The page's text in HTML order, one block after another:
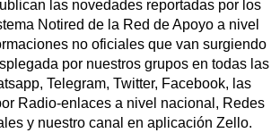
las novedades reportadas por los
Notired de la Red de Apoyo a nivel
no oficiales que van surgiendo
por nuestros grupos en todas las
Telegram, Twitter, Facebook, las
Radio-enlaces a nivel nacional, Redes
y nuestro canal en aplicación Zello.